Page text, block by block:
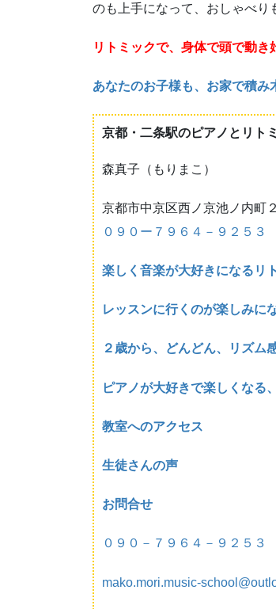
のも上手になって、おしゃべり
リトミックで、身体で頭で動き
あなたのお子様も、お家で積み
京都・二条駅のピアノとリト
森真子（もりまこ）
京都市中京区西ノ京池ノ内町
０９０ー７９６４－９２５３
楽しく音楽が大好きになるリ
レッスンに行くのが楽しみに
２歳から、どんどん、リズム
ピアノが大好きで楽しくなる
教室へのアクセス
生徒さんの声
お問合せ
０９０－７９６４－９２５３
mako.mori.music-